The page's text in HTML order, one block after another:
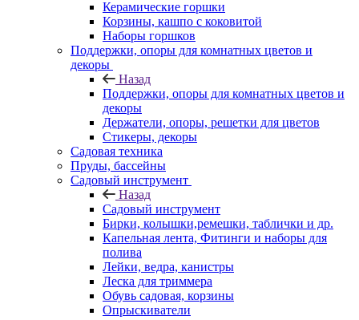
Керамические горшки
Корзины, кашпо с коковитой
Наборы горшков
Поддержки, опоры для комнатных цветов и
декоры
Назад
Поддержки, опоры для комнатных цветов и
декоры
Держатели, опоры, решетки для цветов
Стикеры, декоры
Садовая техника
Пруды, бассейны
Садовый инструмент
Назад
Садовый инструмент
Бирки, колышки,ремешки, таблички и др.
Капельная лента, Фитинги и наборы для
полива
Лейки, ведра, канистры
Леска для триммера
Обувь садовая, корзины
Опрыскиватели